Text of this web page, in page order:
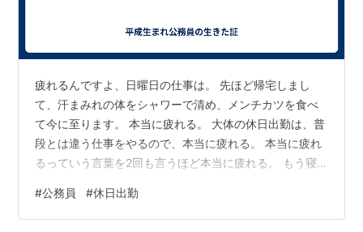
疲れるんですよ、日曜日の仕事は。 先ほど帰宅しまし
て、汗まみれの体をシャワーで清め、メンチカツを食べ
て今に至ります。 本当に疲れる。 大体の休日出勤は、普
段とは違う仕事をやるので、本当に疲れる。 本当に疲れ
るっていう言葉を2回も言うほど本当に疲れる。 もう寝
を立てて氷を作ってくれる。 氷が溜まっていくのを見る
のが最近の楽しみ。ランキング参加中【公式】2026年開
#公務員 #休日出勤